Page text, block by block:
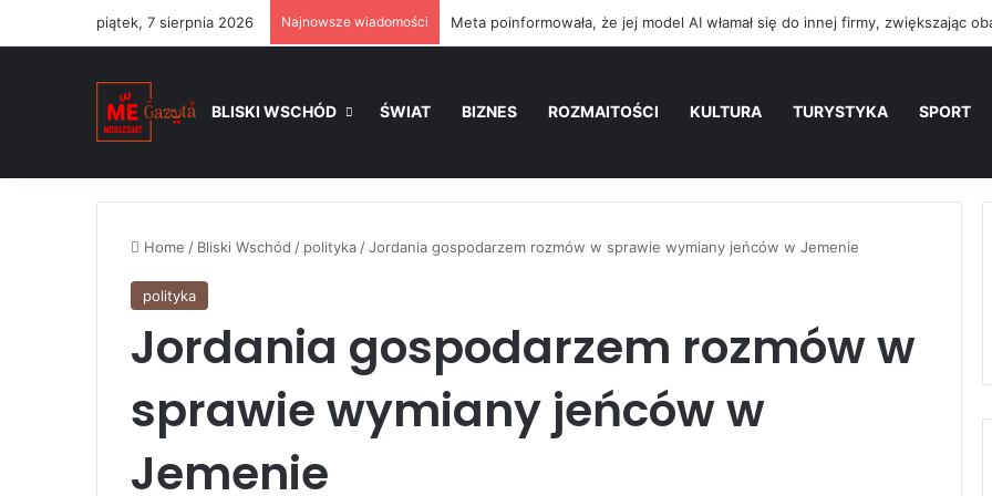
piątek, 7 sierpnia 2026 Najnowsze wiadomości
BLISKI WSCHÓD ŚWIAT BIZNES ROZMAITOŚCI KULTURA TURYSTYKA SPORT
Home / Bliski Wschód / polityka /Jordania gospodarzem rozmów w sprawie wymiany jeńców w Jemenie
polityka
Jordania gospodarzem rozmów w
sprawie wymiany jeńców w
Jemenie